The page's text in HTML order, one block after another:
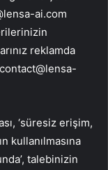
ai.com
reklamda
contact@lensa-
‘süresiz erişim,
kullanılmasına
talebinizin